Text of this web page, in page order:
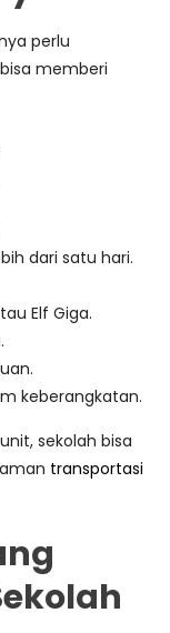
perlu
memberi
dari satu hari.
Elf Giga.
keberangkatan.
sekolah bisa
transportasi